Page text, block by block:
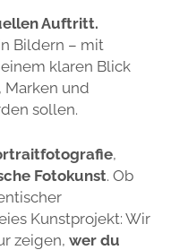
Auftritt.
Bildern – mit
klaren Blick
Marken und
sollen.
,
Fotokunst. Ob
Kunstprojekt: Wir
zeigen, wer du